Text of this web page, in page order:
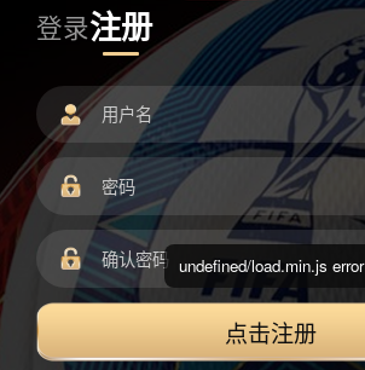
登录注册
点击注册
undefined/load.min.js error